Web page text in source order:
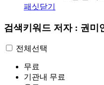
패싯닫기
검색키워드 저자 : 권미
전체선택
무료
기관내 무료